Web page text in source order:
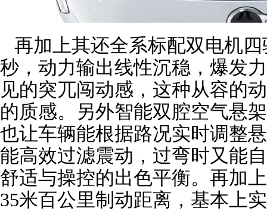
再加上其还全系标配双电机
秒，动力输出线性沉稳，爆发
见的突兀闯动感，这种从容的
的质感。另外智能双腔空气悬
也让车辆能根据路况实时调整
能高效过滤震动，过弯时又能
舒适与操控的出色平衡。再加
35米百公里制动距离，基本上